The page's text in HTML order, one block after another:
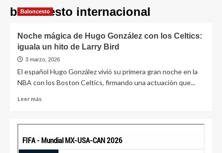
baloncesto internacional
Baloncesto
Noche mágica de Hugo González con los Celtics:
iguala un hito de Larry Bird
3 marzo, 2026
El español Hugo González vivió su primera gran noche en la
NBA con los Boston Celtics, firmando una actuación que...
Leer más